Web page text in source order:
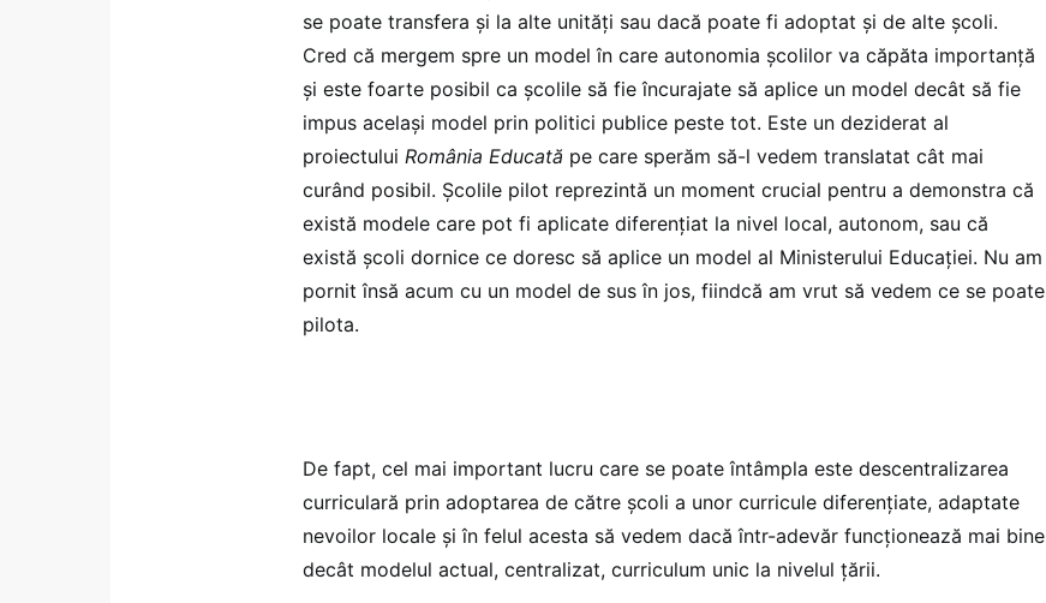
se poate transfera și la alte unități sau dacă poate fi adoptat și de alte școli.
Cred că mergem spre un model în care autonomia școlilor va căpăta importanță
și este foarte posibil ca școlile să fie încurajate să aplice un model decât să fie
impus același model prin politici publice peste tot. Este un deziderat al
proiectului România Educată pe care sperăm să-l vedem translatat cât mai
curând posibil. Școlile pilot reprezintă un moment crucial pentru a demonstra că
există modele care pot fi aplicate diferențiat la nivel local, autonom, sau că
există școli dornice ce doresc să aplice un model al Ministerului Educației. Nu am
pornit însă acum cu un model de sus în jos, fiindcă am vrut să vedem ce se poate
pilota.
De fapt, cel mai important lucru care se poate întâmpla este descentralizarea
curriculară prin adoptarea de către școli a unor curricule diferențiate, adaptate
nevoilor locale și în felul acesta să vedem dacă într-adevăr funcționează mai bine
decât modelul actual, centralizat, curriculum unic la nivelul țării.